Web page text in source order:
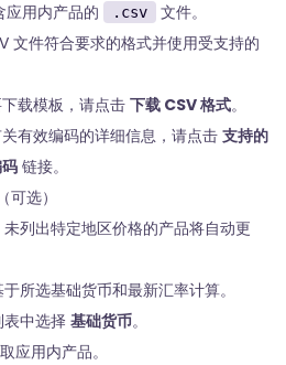
应用内产品的 .csv
文件。
文件符合要求的格式并使用受支持的
载模板，请点击 下载 CSV 格式。
有效编码的详细信息，请点击 支持的
链接。
（可选）
未列出特定地区价格的产品将自动更
所选基础货币和最新汇率计算。
中选择 基础货币。
应用内产品。